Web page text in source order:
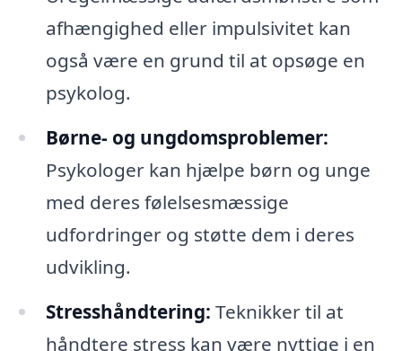
afhængighed eller impulsivitet kan
også være en grund til at opsøge en
psykolog.
Børne- og ungdomsproblemer:
Psykologer kan hjælpe børn og unge
med deres følelsesmæssige
udfordringer og støtte dem i deres
udvikling.
Stresshåndtering: Teknikker til at
håndtere stress kan være nyttige i en